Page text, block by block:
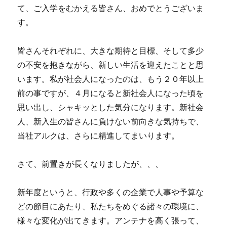
て、ご入学をむかえる皆さん、おめでとうございま
す。
皆さんそれぞれに、大きな期待と目標、そして多少
の不安を抱きながら、新しい生活を迎えたことと思
います。私が社会人になったのは、もう２０年以上
前の事ですが、４月になると新社会人になった頃を
思い出し、シャキッとした気分になります。新社会
人、新入生の皆さんに負けない前向きな気持ちで、
当社アルクは、さらに精進してまいります。
さて、前置きが長くなりましたが、、、
新年度というと、行政や多くの企業で人事や予算な
どの節目にあたり、私たちをめぐる諸々の環境に、
様々な変化が出てきます。アンテナを高く張って、